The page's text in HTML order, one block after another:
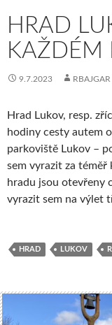
HRAD
KAŽDÉM
9.7.2023 RBAJGAR
Hrad Lukov, resp.
hodiny cesty autem
parkoviště Lukov –
sem vyrazit za téměř
hradu jsou otevřeny
vyrazit sem na výlet
HRAD LUKOV